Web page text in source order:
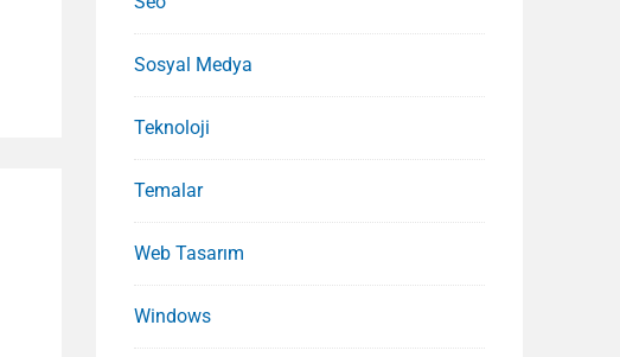
Sosyal Medya
Teknoloji
Temalar
Web Tasarım
Windows